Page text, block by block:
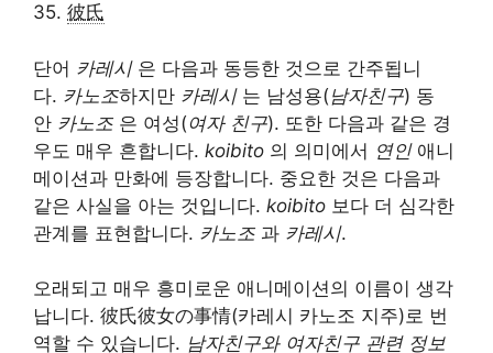
35. 彼氏
단어 카레시은 다음과 동등한 것으로 간주됩니
다. 카노조하지만 카레시는 남성용(남자친구) 동
안 카노조 은 여성(여자 친구). 또한 다음과 같은 경
우도 매우 흔합니다. koibito 의 의미에서 연인애니
메이션과 만화에 등장합니다. 중요한 것은 다음과
같은 사실을 아는 것입니다. koibito 보다 더 심각한
관계를 표현합니다. 카노조 과 카레시.
오래되고 매우 흥미로운 애니메이션의 이름이 생각
납니다. 彼氏彼女の事情(카레시 카노조 지주)로 번
역할 수 있습니다. 남자친구와 여자친구 관련 정보